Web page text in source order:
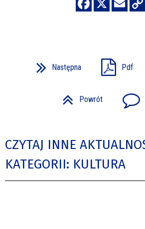
Następna Pdf
Powrót
CZYTAJ INNE
KATEGORII: KULTURA